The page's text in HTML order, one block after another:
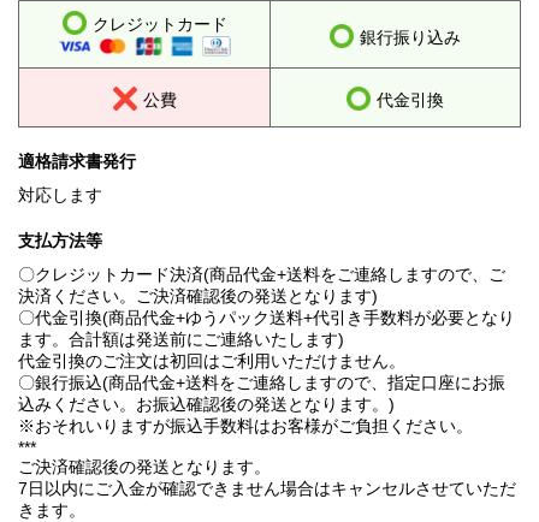
クレジットカード
銀行振り込み
公費 代金引換
適格請求書発行
対応します
支払方法等
〇クレジットカード決済(商品代金+送料をご連絡しますので、ご
決済ください。ご決済確認後の発送となります)
〇代金引換(商品代金+ゆうパック送料+代引き手数料が必要となり
ます。合計額は発送前にご連絡いたします)
代金引換のご注文は初回はご利用いただけません。
〇銀行振込(商品代金+送料をご連絡しますので、指定口座にお振
込みください。お振込確認後の発送となります。)
※おそれいりますが振込手数料はお客様がご負担ください。
***
ご決済確認後の発送となります。
7日以内にご入金が確認できません場合はキャンセルさせていただ
きます。